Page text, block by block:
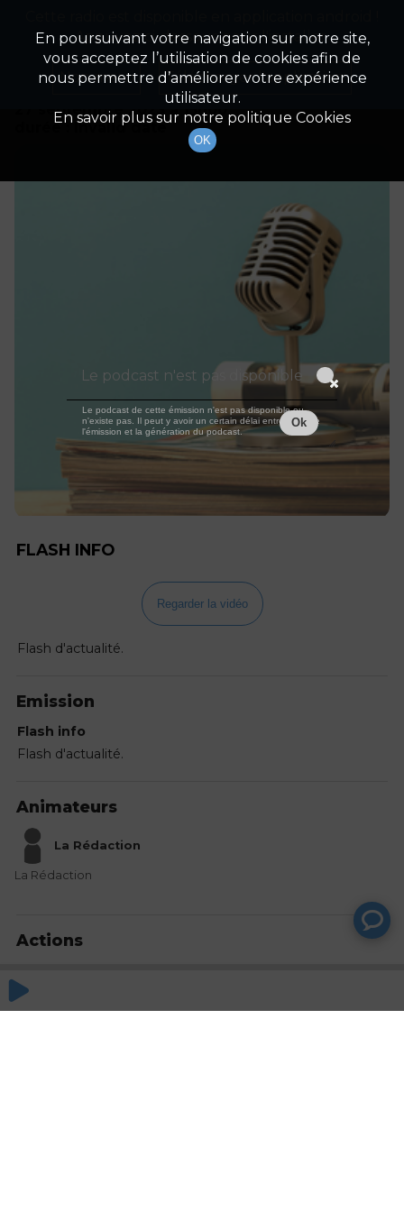
Détails De L'épisode
27 septembre 2023
à 15h00
durée : Invalid date
FLASH INFO
Regarder la vidéo
Flash d'actualité.
Emission
Flash info
Flash d'actualité.
Animateurs
La Rédaction
La Rédaction
Actions
En poursuivant votre navigation sur notre site,
vous acceptez l’utilisation de cookies afin de
nous permettre d’améliorer votre expérience
utilisateur.
En savoir plus sur notre politique Cookies
OK
Appuyez ci-dessous pour l'installer.
Non merci Télécharger l'application
Le podcast n'est pas disponible
Le podcast de cette émission n'est pas disponible ou
n'existe pas. Il peut y avoir un certain délai entre la fin de
l'émission et la génération du podcast.
Ok